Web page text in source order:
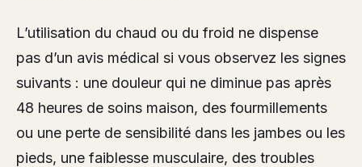
L’utilisation du chaud ou du froid ne dispense
pas d’un avis médical si vous observez les signes
suivants : une douleur qui ne diminue pas après
48 heures de soins maison, des fourmillements
ou une perte de sensibilité dans les jambes ou les
pieds, une faiblesse musculaire, des troubles